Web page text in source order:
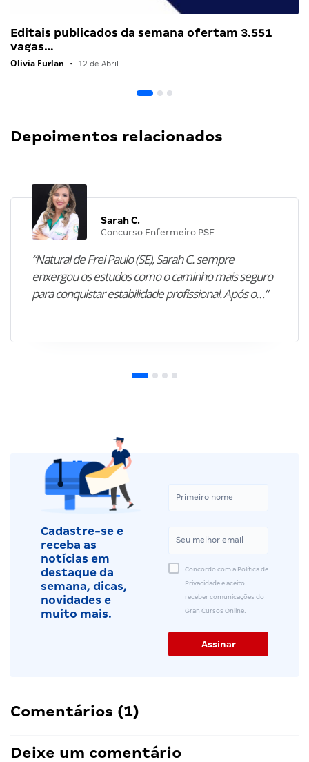
Editais publicados da semana ofertam 3.551
vagas…
Olivia Furlan • 12 de Abril
Depoimentos relacionados
Sarah C.
Concurso Enfermeiro PSF
“Natural de Frei Paulo (SE), Sarah C. sempre
enxergou os estudos como o caminho mais seguro
para conquistar estabilidade profissional. Após o…”
Cadastre-se e
receba as
notícias em
destaque da
semana, dicas,
novidades e
muito mais.
Concordo com a Política de
Privacidade e aceito
receber comunicações do
Gran Cursos Online.
Comentários (1)
Deixe um comentário